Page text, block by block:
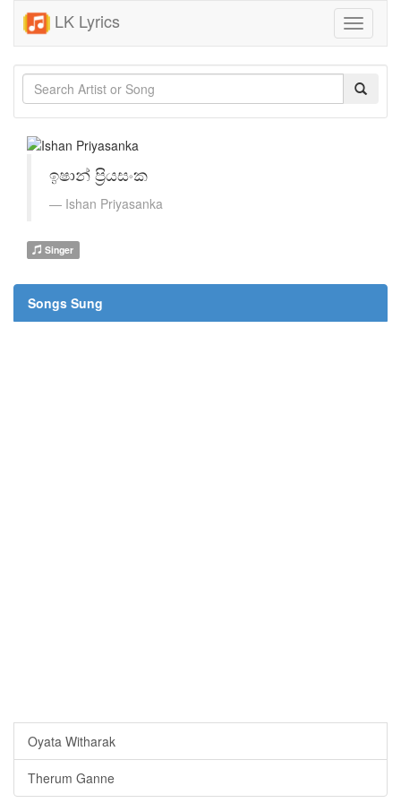
LK Lyrics
Toggle
ඉෂාන් ප්‍රියසංක
Ishan Priyasanka
Singer
Songs Sung
Oyata Witharak
Therum Ganne